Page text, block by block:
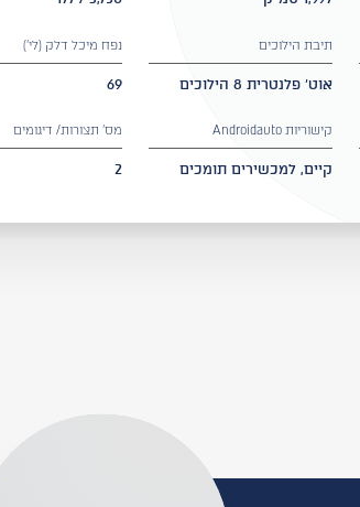
תיבת הילוכים
אוט' פלנטרית 8 הילוכים
נפח מיכל דלק (לי')
69
קישוריות Androidauto
קיים, למכשירים תומכים
מס' תצורות/ דיגומים
2